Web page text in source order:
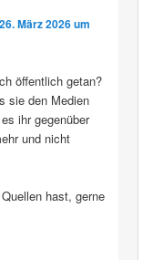
26. März 2026 um
öffentlich getan?
sie den Medien
ihr gegenüber
und nicht
hast, gerne